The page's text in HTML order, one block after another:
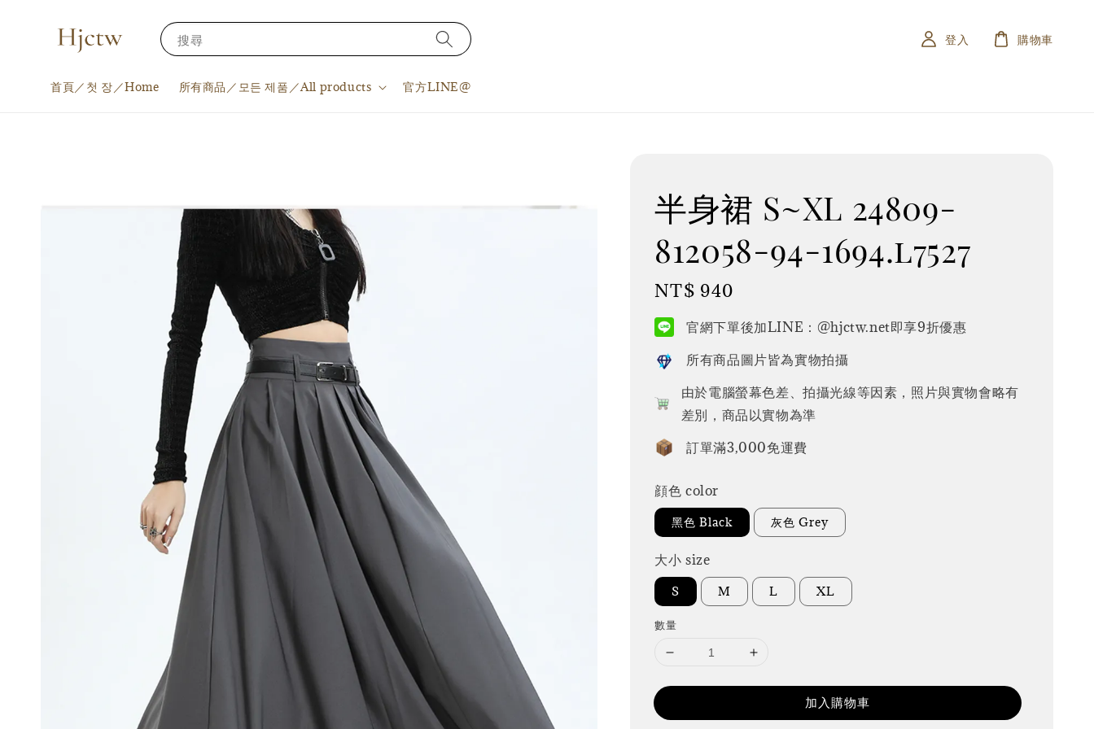
搜尋
首頁／첫 장／Home 所有商品／모든 제품／All products 官方LINE@
登入 購物車
半身裙 S~XL 24809-
812058-94-1694.l7527
Regular
price
NT$ 940
官網下單後加LINE：@hjctw.net即享9折優惠
所有商品圖片皆為實物拍攝
由於電腦螢幕色差、拍攝光線等因素，照片與實物會略有
差別，商品以實物為準
訂單滿3,000免運費
顔色 color
黑色 Black 灰色 Grey
大小 size
S M L XL
數量
加入購物車